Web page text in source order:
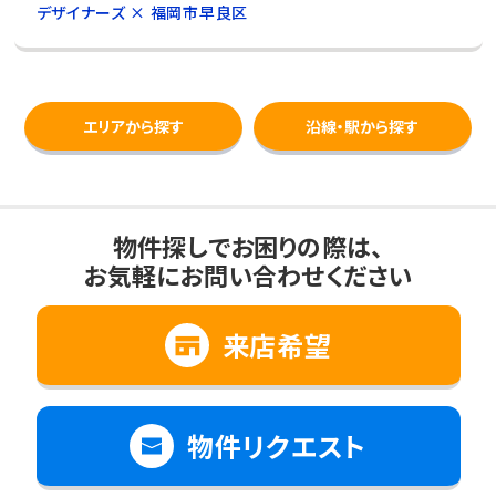
デザイナーズ × 福岡市早良区
エリアから探す 沿線・駅から探す
物件探しでお困りの際は、
お気軽にお問い合わせください
来店希望
物件リクエスト